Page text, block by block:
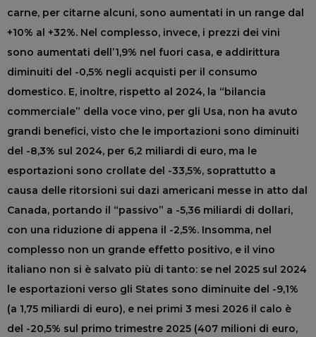
carne, per citarne alcuni, sono aumentati in un range dal
+10% al +32%. Nel complesso, invece, i prezzi dei vini
sono aumentati dell’1,9% nel fuori casa, e addirittura
diminuiti del -0,5% negli acquisti per il consumo
domestico. E, inoltre, rispetto al 2024, la “bilancia
commerciale” della voce vino, per gli Usa, non ha avuto
grandi benefici, visto che le importazioni sono diminuiti
del -8,3% sul 2024, per 6,2 miliardi di euro, ma le
esportazioni sono crollate del -33,5%, soprattutto a
causa delle ritorsioni sui dazi americani messe in atto dal
Canada, portando il “passivo” a -5,36 miliardi di dollari,
con una riduzione di appena il -2,5%. Insomma, nel
complesso non un grande effetto positivo, e il vino
italiano non si è salvato più di tanto: se nel 2025 sul 2024
le esportazioni verso gli States sono diminuite del -9,1%
(a 1,75 miliardi di euro), e nei primi 3 mesi 2026 il calo è
del -20,5% sul primo trimestre 2025 (407 milioni di euro,